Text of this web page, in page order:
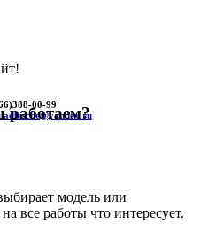
388-00-99
модель или
все работы что интересует.